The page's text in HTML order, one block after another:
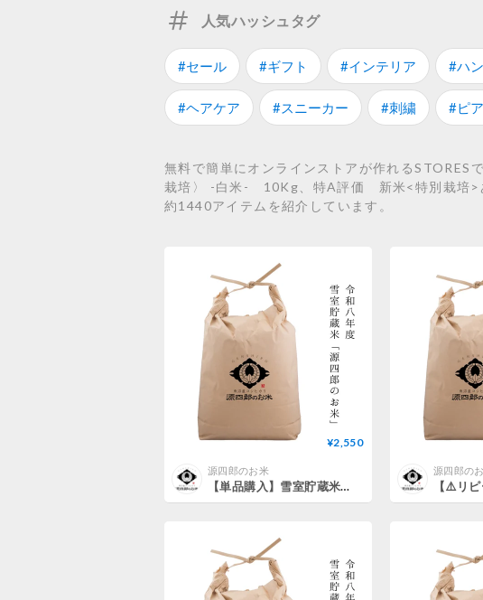
人気ハッシュタグ
#セール #ギフト #インテリア #ハ
#ヘアケア #スニーカー #刺繍 #ピ
無料で簡単にオンラインストアが作れる
栽培〉 -白米- 10Kg、特A評価 新米<特別栽培>
約1440アイテムを紹介しています。
¥2,550
源四郎のお米
【単品購入】雪室貯蔵米「源四郎のお米」（新米3kg）
源四郎の